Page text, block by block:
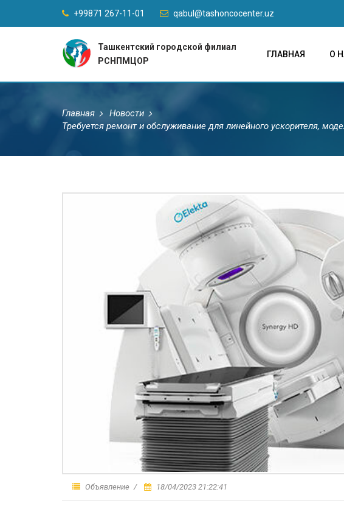
+99871 267-11-01 qabul@tashoncocenter.uz
Ташкентский городской филиал
РСНПМЦОР
ГЛАВНАЯ О
Главная
Новости
Требуется ремонт и обслуживание для линейного ускорителя,
Объявление 18/04/2023 21:22:41